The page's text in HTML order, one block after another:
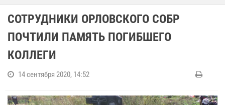
СОТРУДНИКИ ОРЛОВСКОГО СОБР
ПОЧТИЛИ ПАМЯТЬ ПОГИБШЕГО
КОЛЛЕГИ
14 сентября 2020, 14:52